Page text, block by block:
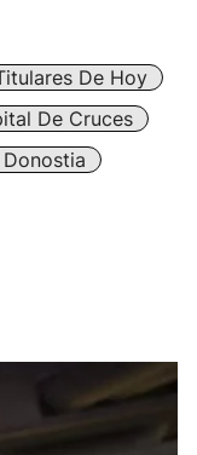
De Hoy
De Cruces